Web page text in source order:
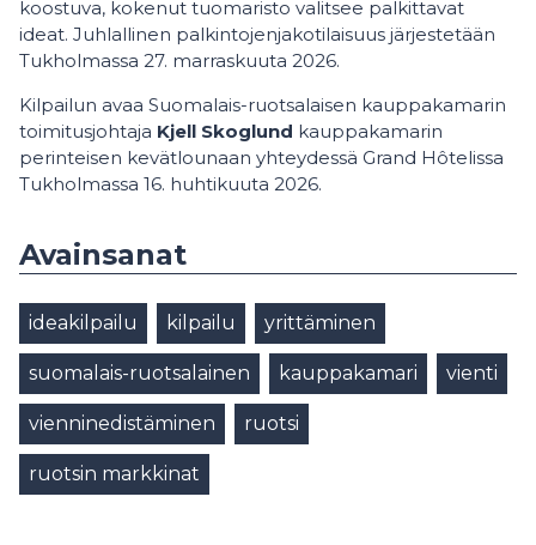
koostuva, kokenut tuomaristo valitsee palkittavat
ideat. Juhlallinen palkintojenjakotilaisuus järjestetään
Tukholmassa 27. marraskuuta 2026.
Kilpailun avaa Suomalais-ruotsalaisen kauppakamarin
toimitusjohtaja Kjell Skoglund kauppakamarin
perinteisen kevätlounaan yhteydessä Grand Hôtelissa
Tukholmassa 16. huhtikuuta 2026.
Avainsanat
ideakilpailu kilpailu yrittäminen
suomalais-ruotsalainen kauppakamari vienti
vienninedistäminen ruotsi
ruotsin markkinat